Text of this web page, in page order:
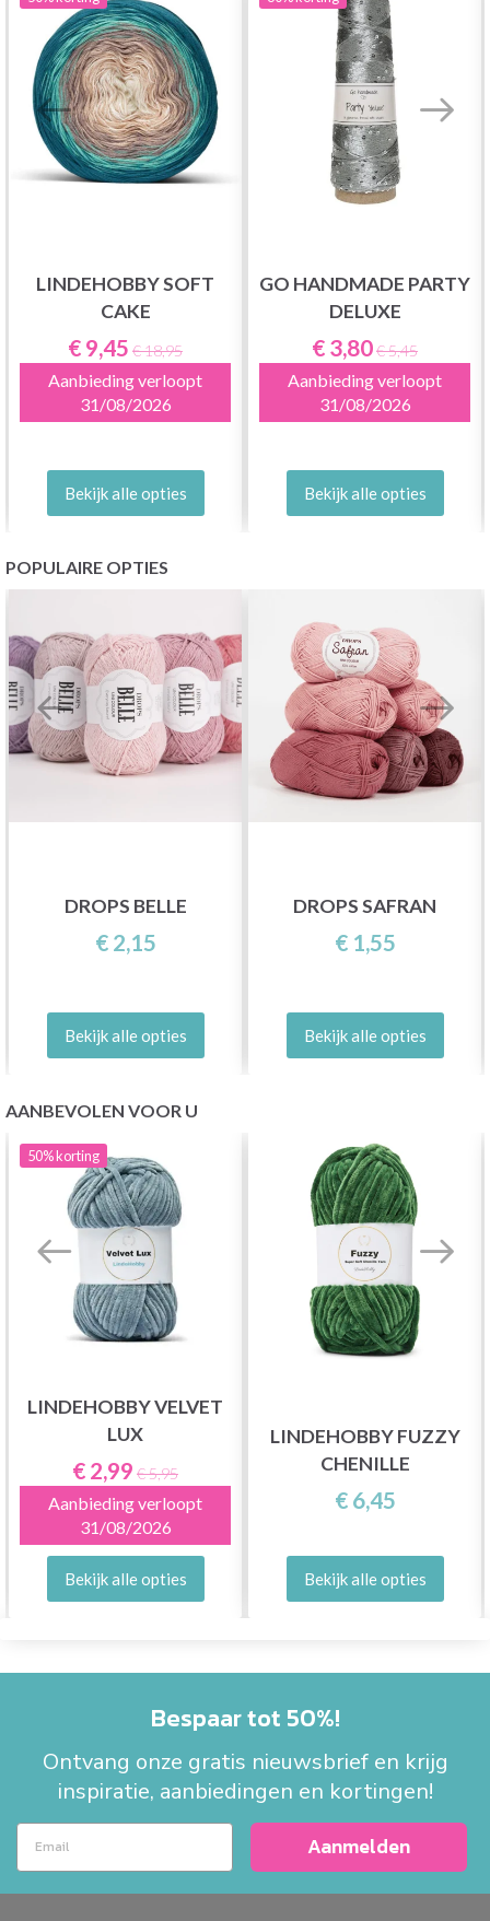
LINDEHOBBY SOFT
CAKE
€ 9,45 € 18,95
Aanbieding verloopt
31/08/2026
Bekijk alle opties
GO HANDMADE PARTY
DELUXE
€ 3,80€ 5,45
Aanbieding verloopt
31/08/2026
Bekijk alle opties
POPULAIRE OPTIES
DROPS BELLE
€ 2,15
Bekijk alle opties
DROPS SAFRAN
€ 1,55
Bekijk alle opties
AANBEVOLEN VOOR U
50%korting
LINDEHOBBY VELVET
LUX
€ 2,99 € 5,95
Aanbieding verloopt
31/08/2026
Bekijk alle opties
LINDEHOBBY FUZZY
CHENILLE
€ 6,45
Bekijk alle opties
Bespaar tot 50%!
Ontvang onze gratis nieuwsbrief en krijg
inspiratie, aanbiedingen en kortingen!
Aanmelden